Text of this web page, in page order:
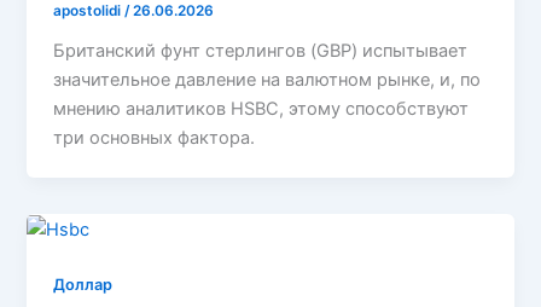
apostolidi /26.06.2026
Британский фунт стерлингов (GBP) испытывает
значительное давление на валютном рынке, и, по
мнению аналитиков HSBC, этому способствуют
три основных фактора.
Доллар